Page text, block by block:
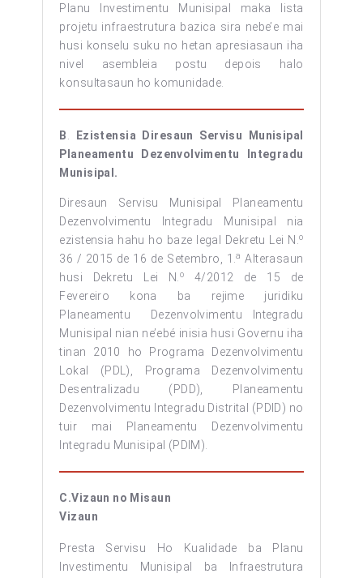
Planu Investimentu Munisipal maka lista
projetu infraestrutura bazica sira nebe’e mai
husi konselu suku no hetan apresiasaun iha
nivel asembleia postu depois halo
konsultasaun ho komunidade.
B
Ezistensia Diresaun Servisu Munisipal
Planeamentu Dezenvolvimentu Integradu
Munisipal.
Diresaun Servisu Munisipal Planeamentu
Dezenvolvimentu Integradu Munisipal nia
ezistensia hahu ho baze legal Dekretu Lei N.o
36 / 2015 de 16 de Setembro, 1.a Alterasaun
husi Dekretu Lei N. o
4/2012 de 15 de
Fevereiro kona ba rejime juridiku
Planeamentu Dezenvolvimentu Integradu
Munisipal nian ne’ebé inisia husi Governu iha
tinan 2010 ho Programa Dezenvolvimentu
Lokal (PDL), Programa Dezenvolvimentu
Desentralizadu (PDD), Planeamentu
Dezenvolvimentu Integradu Distrital (PDID) no
tuir mai Planeamentu Dezenvolvimentu
Integradu Munisipal (PDIM).
C.Vizaun no Misaun
Vizaun
Presta Servisu Ho Kualidade ba Planu
Investimentu Munisipal ba Infraestrutura